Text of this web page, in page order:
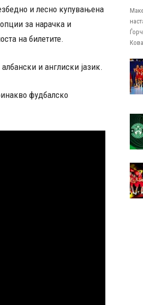
и лесно купувањена
за нарачка и
на билетите.
и англиски јазик.
фудбалско